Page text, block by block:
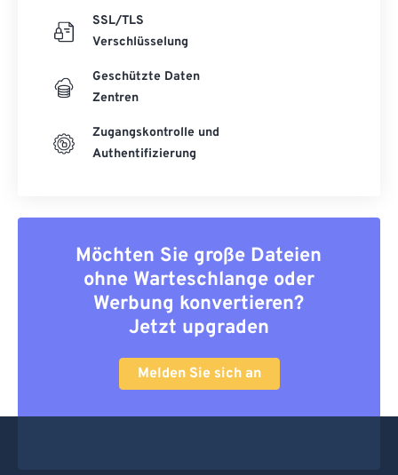
SSL/TLS
Verschlüsselung
Geschützte Daten
Zentren
Zugangskontrolle und
Authentifizierung
Möchten Sie große Dateien
ohne Warteschlange oder
Werbung konvertieren?
Jetzt upgraden
Melden Sie sich an